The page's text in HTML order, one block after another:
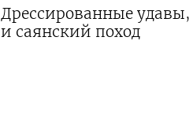
Дрессированные
и саянский поход